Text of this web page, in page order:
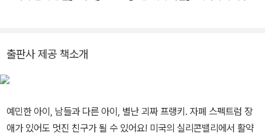
출판사 제공 책소개
예민한 아이, 남들과 다른 아이, 별난 괴짜 프랭키. 자폐 스펙트럼 장
애가 있어도 멋진 친구가 될 수 있어요! 미국의 실리콘밸리에서 활약